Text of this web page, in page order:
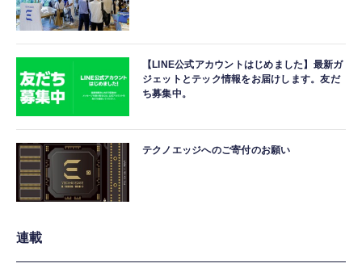
【LINE公式アカウントはじめました】最新ガ
ジェットとテック情報をお届けします。友だ
ち募集中。
テクノエッジへのご寄付のお願い
連載